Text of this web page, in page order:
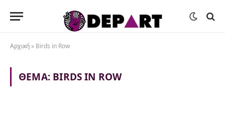
Αρχική » Birds in Row
ΘΈΜΑ: BIRDS IN ROW